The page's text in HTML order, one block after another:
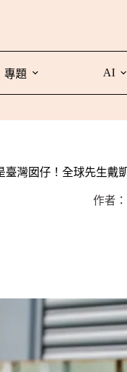
專題 AI
臺灣囡仔！全球先生戴
作者：